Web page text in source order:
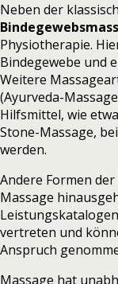
Neben der
Physiotherapie.
Bindegewebe und
Weitere
(Ayurveda-
Hilfsmittel, wie
Stone-Massage,
werden.
Andere Formen
Massage
vertreten und
Anspruch
Massage hat